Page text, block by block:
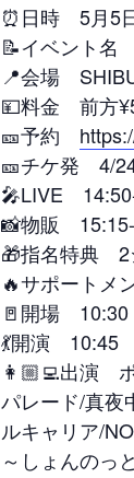
⏰日時 5月5
📝イベント名
📍会場
💴料金 前方
🎫予約
🎫チケ発 4/
🎤LIVE
📸物販
🎁指名特典 2
🔥サポート
🚪開場 10:30
💃開演 10:45
👩🏼‍💻出演
パレード/真夜
ルキャリア/
～しょんのっ